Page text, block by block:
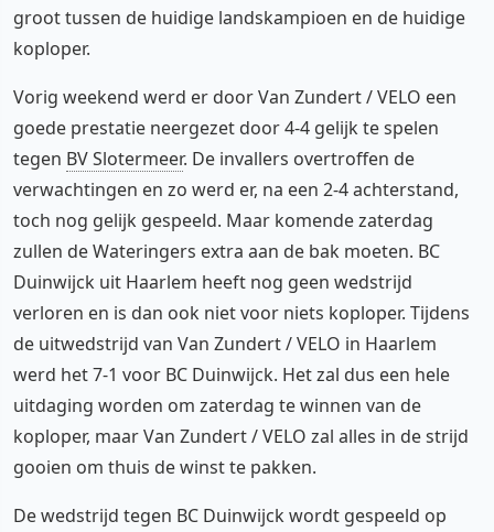
groot tussen de huidige landskampioen en de huidige
koploper.
Vorig weekend werd er door Van Zundert / VELO een
goede prestatie neergezet door 4-4 gelijk te spelen
tegen BV Slotermeer. De invallers overtroffen de
verwachtingen en zo werd er, na een 2-4 achterstand,
toch nog gelijk gespeeld. Maar komende zaterdag
zullen de Wateringers extra aan de bak moeten. BC
Duinwijck uit Haarlem heeft nog geen wedstrijd
verloren en is dan ook niet voor niets koploper. Tijdens
de uitwedstrijd van Van Zundert / VELO in Haarlem
werd het 7-1 voor BC Duinwijck. Het zal dus een hele
uitdaging worden om zaterdag te winnen van de
koploper, maar Van Zundert / VELO zal alles in de strijd
gooien om thuis de winst te pakken.
De wedstrijd tegen BC Duinwijck wordt gespeeld op